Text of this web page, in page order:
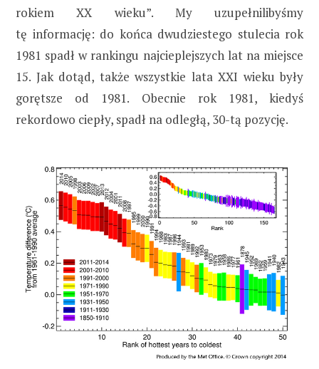
rokiem XX wieku”. My uzupełnilibyśmy
tę informację: do końca dwudziestego stulecia rok
1981 spadł w rankingu najcieplejszych lat na miejsce
15. Jak dotąd, także wszystkie lata XXI wieku były
gorętsze od 1981. Obecnie rok 1981, kiedyś
rekordowo ciepły, spadł na odległą, 30-tą pozycję.